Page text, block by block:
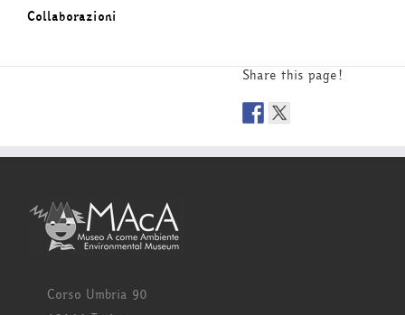
Collaborazioni
Share this page!
Corso Umbria 90